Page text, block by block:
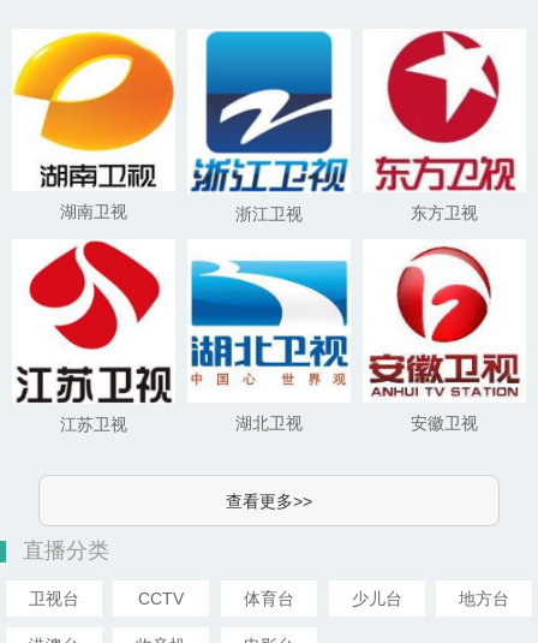
湖南卫视 浙江卫视 东方卫视
江苏卫视 湖北卫视 安徽卫视
查看更多>>
直播分类
卫视台 CCTV 体育台 少儿台 地方台